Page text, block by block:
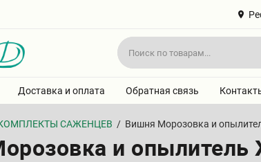
Доставка и оплата Обратная связь
САЖЕНЦЕВ / Вишня Морозовка и
и опылитель